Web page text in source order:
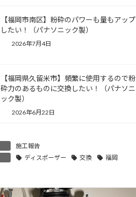
【福岡市南区】粉砕のパワーも量もアップ
したい！（パナソニック製）
2026年7月4日
【福岡県久留米市】頻繁に使用するので粉
砕力のあるものに交換したい！（パナソニ
ック製）
2026年6月22日
施工報告
ディスポーザー 交換 福岡